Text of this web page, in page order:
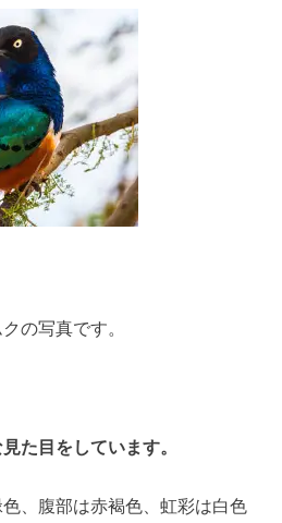
の写真です。
た目をしています。
、腹部は赤褐色、虹彩は白色